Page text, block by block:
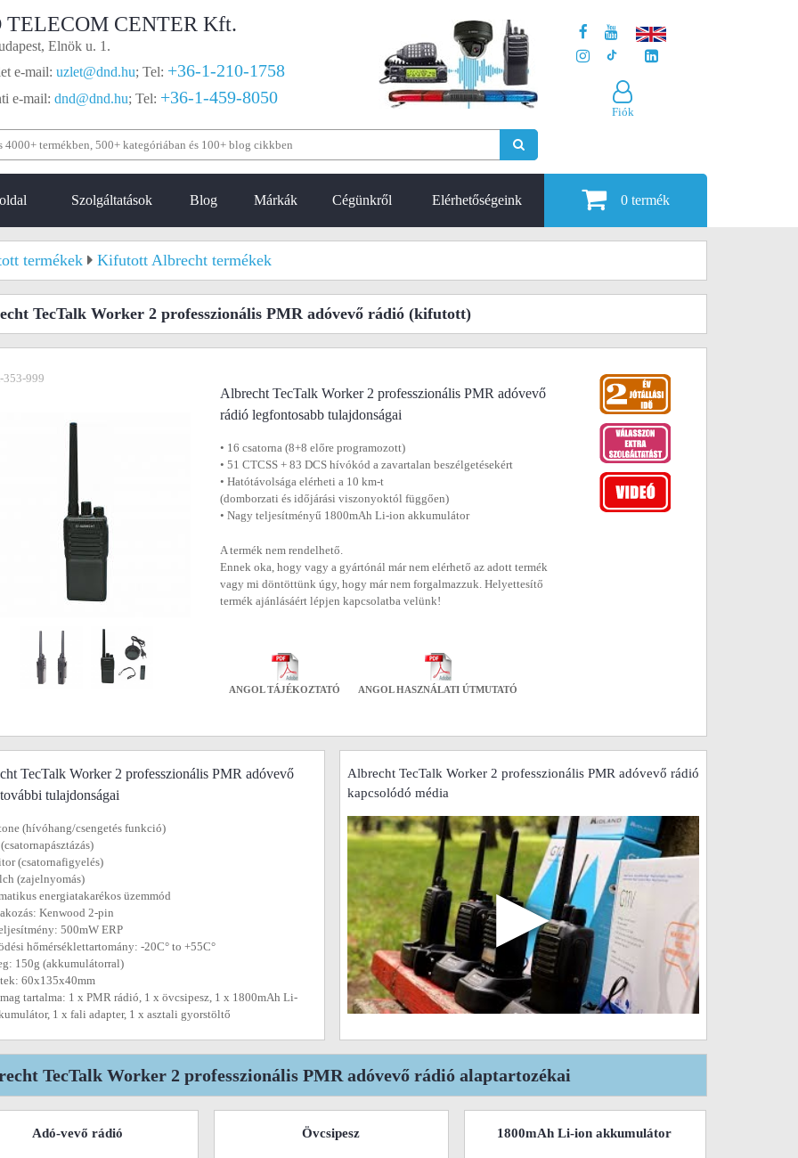
TELECOM CENTER Kft.
Elnök u. 1.
e-mail: uzlet@dnd.hu; Tel: +36-1-210-1758
e-mail: dnd@dnd.hu; Tel: +36-1-459-8050
Fiók
Szolgáltatások Blog Márkák Cégünkről Elérhetőségeink 0 termék
termékek Kifutott Albrecht termékek
TecTalk Worker 2 professzionális PMR adóvevő rádió (kifutott)
999
Albrecht TecTalk Worker 2 professzionális PMR adóvevő
rádió legfontosabb tulajdonságai
• 16 csatorna (8+8 előre programozott)
• 51 CTCSS + 83 DCS hívókód a zavartalan beszélgetésekért
• Hatótávolsága elérheti a 10 km-t
(domborzati és időjárási viszonyoktól függően)
• Nagy teljesítményű 1800mAh Li-ion akkumulátor
A termék nem rendelhető.
Ennek oka, hogy vagy a gyártónál már nem elérhető az adott termék
vagy mi döntöttünk úgy, hogy már nem forgalmazzuk. Helyettesítő
termék ajánlásáért lépjen kapcsolatba velünk!
ANGOL TÁJÉKOZTATÓ ANGOL HASZNÁLATI ÚTMUTATÓ
TecTalk Worker 2 professzionális PMR adóvevő
tulajdonságai
(hívóhang/csengetés funkció)
(csatornafigyelés)
(zajelnyomás)
energiatakarékos üzemmód
Kenwood 2-pin
500mW ERP
hőmérséklettartomány: -20C° to +55C°
150g (akkumulátorral)
60x135x40mm
tartalma: 1 x PMR rádió, 1 x övcsipesz, 1 x 1800mAh Li-
1 x fali adapter, 1 x asztali gyorstöltő
Albrecht TecTalk Worker 2 professzionális PMR adóvevő rádió
kapcsolódó média
▶
TecTalk Worker 2 professzionális PMR adóvevő rádió alaptartozékai
Adó-vevő rádió Övcsipesz 1800mAh Li-ion akkumulátor